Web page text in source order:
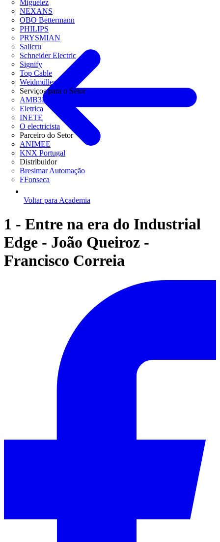
Miguélez
NEXANS
OBO Bettermann
PHILIPS
PRYSMIAN
Salicru
Schneider Electric
Signify
Top Cable
Weidmüller
Serviços para o Setor
AMB3E
Eletrica
INETE
O electricista
Parceiro do Setor
ANIMEE
KNX Portugal
Distribuidor
Bresimar Automação
FFonseca
Voltar para Academia
1 - Entre na era do Industrial
Edge - João Queiroz -
Francisco Correia